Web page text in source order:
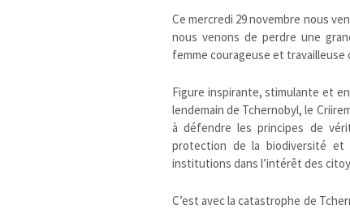
Ce mercredi 29 novembre nous
nous venons de perdre une
femme courageuse et
Figure inspirante, stimulante et
lendemain de Tchernobyl, le
à défendre les principes de
protection de la biodiversité
institutions dans l’intérêt des
C’est avec la catastrophe de